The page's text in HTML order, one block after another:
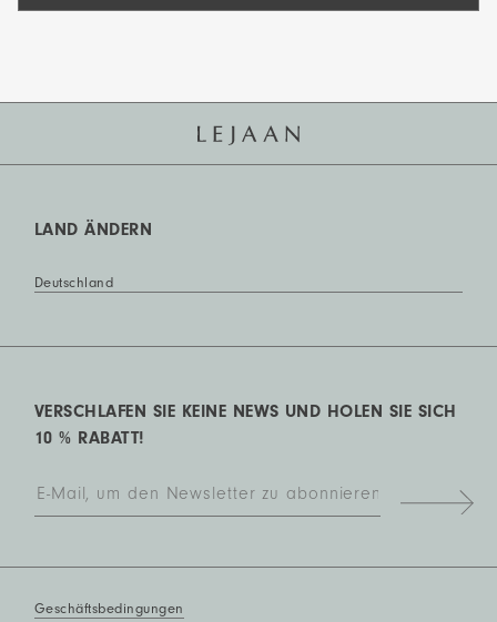
LAND ÄNDERN
Deutschland
VERSCHLAFEN SIE KEINE NEWS UND HOLEN SIE SICH
10 % RABATT!
Geschäftsbedingungen